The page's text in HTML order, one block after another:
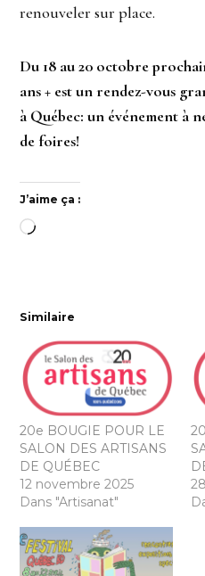
renouveler sur place.
Du 18 au 20 octobre
ans + est un rendez-vous
à Québec: un événement à
de foires!
J’aime ça :
Chargement…
Similaire
20e BOUGIE POUR LE
SALON DES ARTISANS
DE QUÉBEC
12 novembre 2025
Dans "Artisanat"